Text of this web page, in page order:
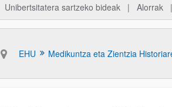
Unibertsitatera sartzeko bideak Alorrak
EHU